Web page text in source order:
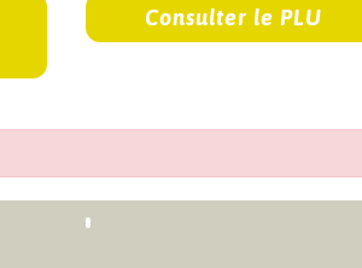
Consulter le PLU